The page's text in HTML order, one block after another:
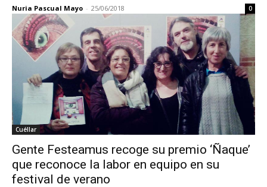
Nuria Pascual Mayo - 25/06/2018 0
Cuéllar
Gente Festeamus recoge su premio ‘Ñaque’
que reconoce la labor en equipo en su
festival de verano